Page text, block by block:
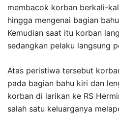
membacok korban berkali-
hingga mengenai bagian
Kemudian saat itu korban
sedangkan pelaku langsung
Atas peristiwa tersebut
pada bagian bahu kiri dan
korban di larikan ke RS
salah satu keluarganya